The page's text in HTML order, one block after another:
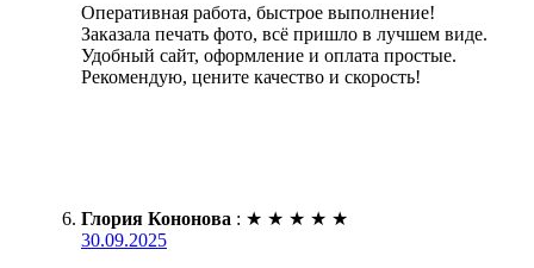
Оперативная работа, быстрое выполнение!
Заказала печать фото, всё пришло в лучшем виде.
Удобный сайт, оформление и оплата простые.
Рекомендую, цените качество и скорость!
Глория Кононова : ★ ★ ★ ★ ★
30.09.2025